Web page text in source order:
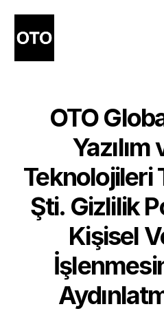
OTO
Yazılım
Teknolojileri
Şti. Gizlilik
Kişisel